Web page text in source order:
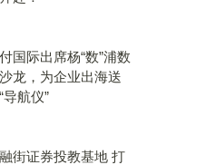
国际出席杨“数”浦数
龙，为企业出海送
“导航仪”
街证券投教基地 打